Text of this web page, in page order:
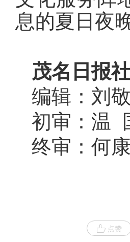
息的夏日夜
茂名日报
编辑：刘
初审：温
终审：何
点赞